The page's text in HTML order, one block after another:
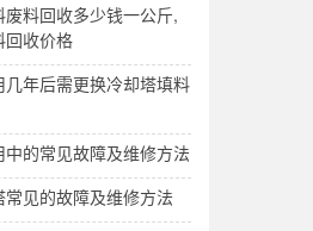
废料回收多少钱一公斤,
回收价格
几年后需更换冷却塔填料
中的常见故障及维修方法
见的故障及维修方法